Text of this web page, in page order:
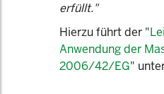
erfüllt."
Hierzu führt der "
Anwendung der
2006/42/EG"